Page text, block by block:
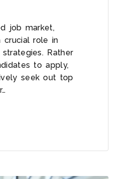
job market,
crucial role in
Rather
to apply,
seek out top